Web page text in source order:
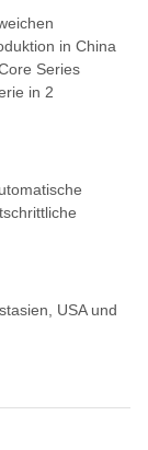
in China
Series
in 2
USA und